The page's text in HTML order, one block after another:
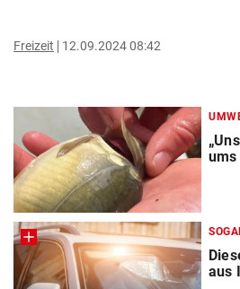
Freizeit 12.09.2024 08:42
ums
aus